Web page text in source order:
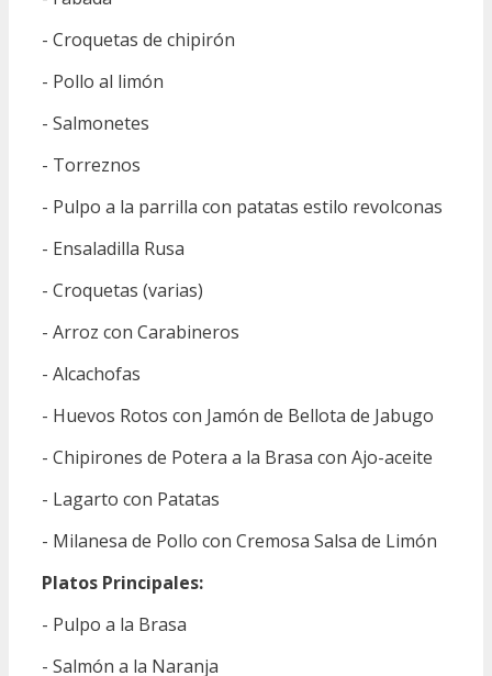
- Croquetas de chipirón
- Pollo al limón
- Salmonetes
- Torreznos
- Pulpo a la parrilla con patatas estilo revolconas
- Ensaladilla Rusa
- Croquetas (varias)
- Arroz con Carabineros
- Alcachofas
- Huevos Rotos con Jamón de Bellota de Jabugo
- Chipirones de Potera a la Brasa con Ajo-aceite
- Lagarto con Patatas
- Milanesa de Pollo con Cremosa Salsa de Limón
Platos Principales:
- Pulpo a la Brasa
- Salmón a la Naranja